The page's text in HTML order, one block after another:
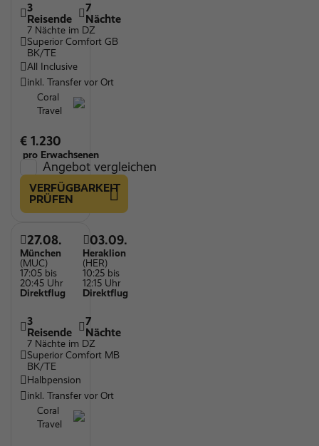
3
Reisende
7
Nächte
7 Nächte im DZ
Superior Comfort GB
BK/TE
All Inclusive
inkl. Transfer vor Ort
Coral
Travel
€ 1.230
pro Erwachsenen
Angebot vergleichen
VERFÜGBARKEIT
PRÜFEN
27.08.
München
(MUC)
17:05 bis
20:45 Uhr
Direktflug
03.09.
Heraklion
(HER)
10:25 bis
12:15 Uhr
Direktflug
3
Reisende
7
Nächte
7 Nächte im DZ
Superior Comfort MB
BK/TE
Halbpension
inkl. Transfer vor Ort
Coral
Travel